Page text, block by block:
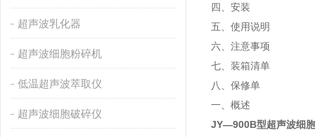
超声波乳化器
超声波细胞粉碎机
低温超声波萃取仪
超声波细胞破碎仪
四、安装
五、使用说明
六、注意事项
七、装箱清单
八、保修单
一、概述
JY—900B型超声波细